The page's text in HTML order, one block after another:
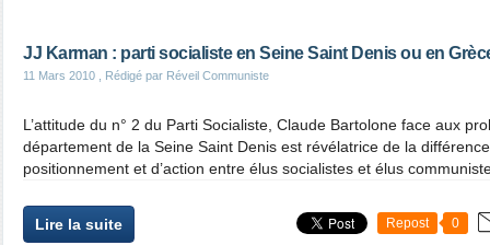
JJ Karman : parti socialiste en Seine Saint Denis ou en
11 Mars 2010 , Rédigé par Réveil Communiste
L’attitude du n° 2 du Parti Socialiste, Claude Bartolone face aux
département de la Seine Saint Denis est révélatrice de la
positionnement et d’action entre élus socialistes et élus
Lire la suite Repost 0